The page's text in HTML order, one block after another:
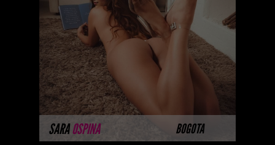
SARAOSPINA BOGOTA
...Platinum Esta modelo
pertenece a nuestro Catálogo
Privado Platinum. Selección
privada de modelos con un nivel
de belleza y perf ...
MÁS INFORMACIÓN